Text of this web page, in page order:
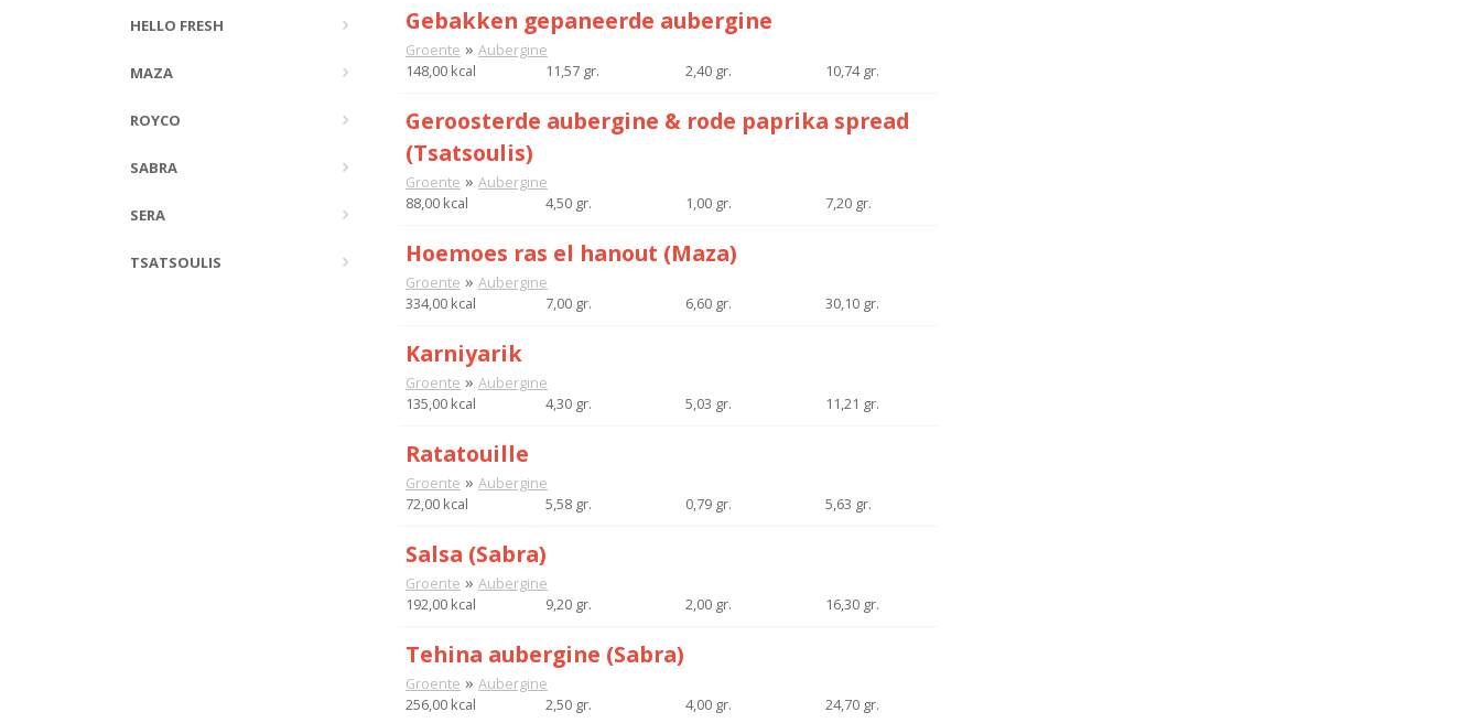
HELLO FRESH
MAZA
ROYCO
SABRA
SERA
TSATSOULIS
Gebakken gepaneerde aubergine
Groente » Aubergine
148,00 kcal
11,57 gr. 2,40 gr. 10,74 gr.
Geroosterde aubergine & rode paprika spread
(Tsatsoulis)
Groente » Aubergine
88,00 kcal
4,50 gr. 1,00 gr. 7,20 gr.
Hoemoes ras el hanout (Maza)
Groente » Aubergine
334,00 kcal
7,00 gr. 6,60 gr. 30,10 gr.
Karniyarik
Groente » Aubergine
135,00 kcal
4,30 gr. 5,03 gr. 11,21 gr.
Ratatouille
Groente » Aubergine
72,00 kcal
5,58 gr. 0,79 gr. 5,63 gr.
Salsa (Sabra)
Groente » Aubergine
192,00 kcal
9,20 gr. 2,00 gr. 16,30 gr.
Tehina aubergine (Sabra)
Groente » Aubergine
256,00 kcal
2,50 gr. 4,00 gr. 24,70 gr.